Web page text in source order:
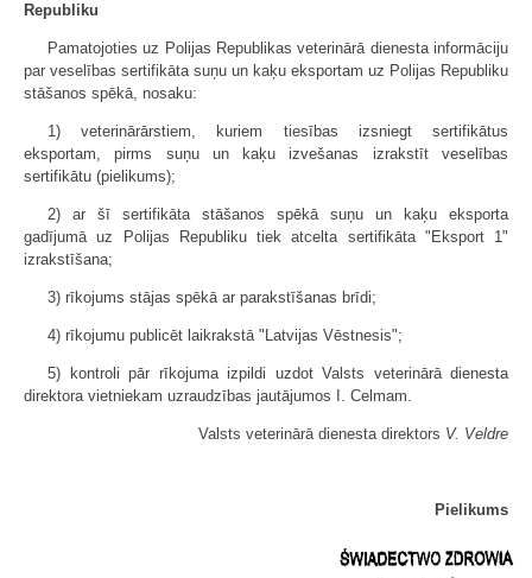
Republiku
Pamatojoties uz Polijas Republikas veterinārā dienesta informāciju
par veselības sertifikāta suņu un kaķu eksportam uz Polijas Republiku
stāšanos spēkā, nosaku:
1) veterinārārstiem, kuriem tiesības izsniegt sertifikātus
eksportam, pirms suņu un kaķu izvešanas izrakstīt veselības
sertifikātu (pielikums);
2) ar šī sertifikāta stāšanos spēkā suņu un kaķu eksporta
gadījumā uz Polijas Republiku tiek atcelta sertifikāta "Eksport 1"
izrakstīšana;
3) rīkojums stājas spēkā ar parakstīšanas brīdi;
4) rīkojumu publicēt laikrakstā "Latvijas Vēstnesis";
5) kontroli pār rīkojuma izpildi uzdot Valsts veterinārā dienesta
direktora vietniekam uzraudzības jautājumos I. Celmam.
Valsts veterinārā dienesta direktors V. Veldre
Pielikums